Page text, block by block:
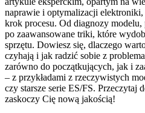
naprawie i optymalizacji
krok procesu. Od diagnozy modelu,
po zaawansowane triki, które
sprzętu. Dowiesz się, dlaczego
czyhają i jak radzić sobie z
zarówno do początkujących, jak i
– z przykładami z rzeczywistych
czy starsze serie ES/FS. Przeczytaj
zaskoczy Cię nową jakością!